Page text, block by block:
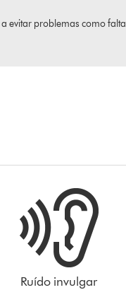
evitar problemas como falta
Ruído invulgar